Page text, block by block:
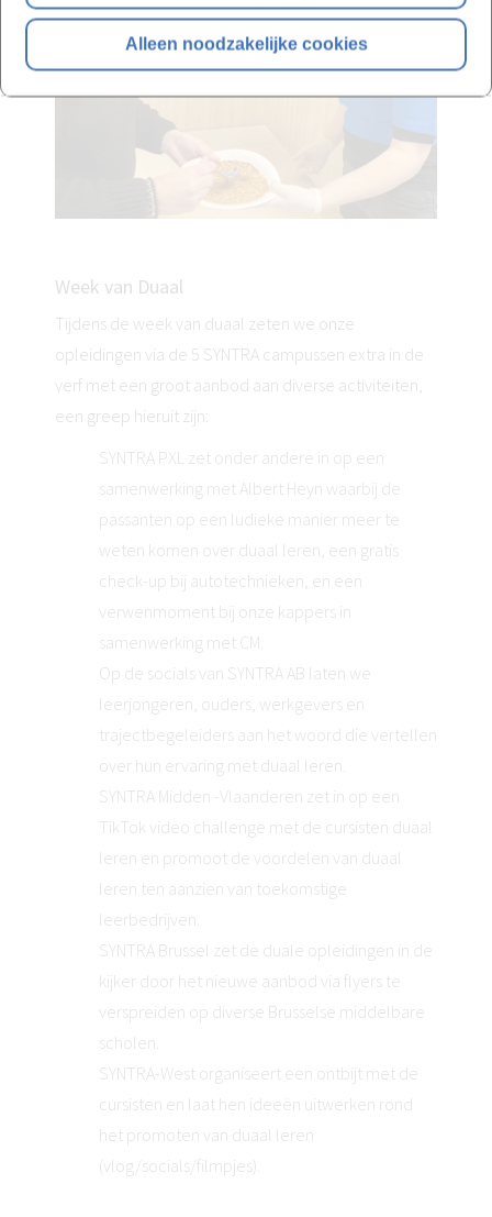
Alleen noodzakelijke cookies
Week van Duaal
Tijdens de week van duaal zeten we onze
opleidingen via de 5 SYNTRA campussen extra in de
verf met een groot aanbod aan diverse activiteiten,
een greep hieruit zijn:
SYNTRA PXL zet onder andere in op een
samenwerking met Albert Heyn waarbij de
passanten op een ludieke manier meer te
weten komen over duaal leren, een gratis
check-up bij autotechnieken, en een
verwenmoment bij onze kappers in
samenwerking met CM.
Op de socials van SYNTRA AB laten we
leerjongeren, ouders, werkgevers en
trajectbegeleiders aan het woord die vertellen
over hun ervaring met duaal leren.
SYNTRA Midden -Vlaanderen zet in op een
TikTok video challenge met de cursisten duaal
leren en promoot de voordelen van duaal
leren ten aanzien van toekomstige
leerbedrijven.
SYNTRA Brussel zet de duale opleidingen in de
kijker door het nieuwe aanbod via flyers te
verspreiden op diverse Brusselse middelbare
scholen.
SYNTRA-West organiseert een ontbijt met de
cursisten en laat hen ideeën uitwerken rond
het promoten van duaal leren
(vlog/socials/filmpjes).